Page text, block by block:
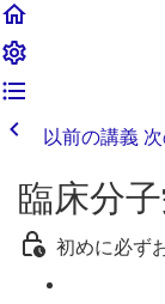
以前の講義
臨床分
初めに必ず